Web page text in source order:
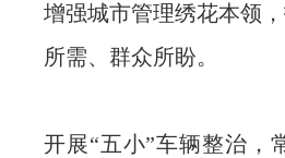
增强城市管理绣花本领
所需、群众所盼。
开展“五小”车辆整治，